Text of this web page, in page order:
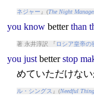
ネジャー 』(The Night
you know better than
著 永井淳訳 『 ロシア皇帝の
you just better stop
めていただけな
ル・シングス 』(Needful